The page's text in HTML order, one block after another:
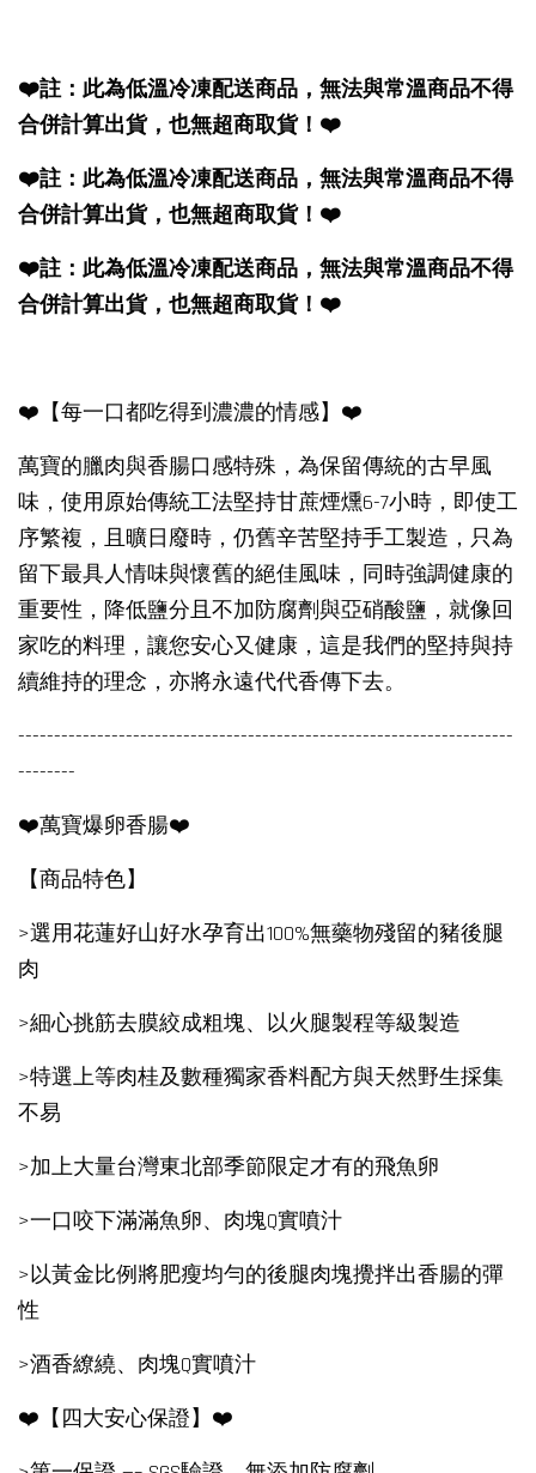
❤️註：此為低溫冷凍配送商品，無法與常溫商品不得
合併計算出貨，也無超商取貨！❤️
❤️註：此為低溫冷凍配送商品，無法與常溫商品不得
合併計算出貨，也無超商取貨！❤️
❤️註：此為低溫冷凍配送商品，無法與常溫商品不得
合併計算出貨，也無超商取貨！❤️
❤️【每一口都吃得到濃濃的情感】❤️
萬寶的臘肉與香腸口感特殊，為保留傳統的古早風
味，使用原始傳統工法堅持甘蔗煙燻6-7小時，即使工
序繁複，且曠日廢時，仍舊辛苦堅持手工製造，只為
留下最具人情味與懷舊的絕佳風味，同時強調健康的
重要性，降低鹽分且不加防腐劑與亞硝酸鹽，就像回
家吃的料理，讓您安心又健康，這是我們的堅持與持
續維持的理念，亦將永遠代代香傳下去。
---------------------------------------------------------------------
--------
❤️萬寶爆卵香腸❤️
【商品特色】
>選用花蓮好山好水孕育出100%無藥物殘留的豬後腿
肉
>細心挑筋去膜絞成粗塊、以火腿製程等級製造
>特選上等肉桂及數種獨家香料配方與天然野生採集
不易
>加上大量台灣東北部季節限定才有的飛魚卵
>一口咬下滿滿魚卵、肉塊Q實噴汁
>以黃金比例將肥瘦均勻的後腿肉塊攪拌出香腸的彈
性
>酒香繚繞、肉塊Q實噴汁
❤️【四大安心保證】❤️